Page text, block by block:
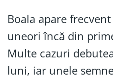
Boala apare
uneori încă din
Multe cazuri
luni, iar unele